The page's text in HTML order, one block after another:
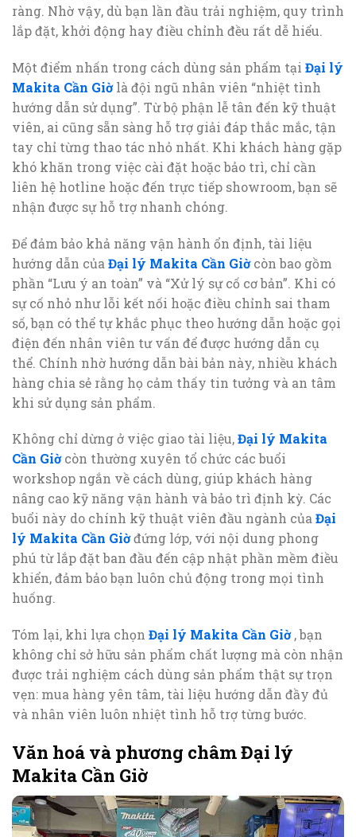
ràng. Nhờ vậy, dù bạn lần đầu trải nghiệm, quy trình
lắp đặt, khởi động hay điều chỉnh đều rất dễ hiểu.
Một điểm nhấn trong cách dùng sản phẩm tại Đại lý
Makita Cần Giờlà đội ngũ nhân viên “nhiệt tình
hướng dẫn sử dụng”. Từ bộ phận lễ tân đến kỹ thuật
viên, ai cũng sẵn sàng hỗ trợ giải đáp thắc mắc, tận
tay chỉ từng thao tác nhỏ nhất. Khi khách hàng gặp
khó khăn trong việc cài đặt hoặc bảo trì, chỉ cần
liên hệ hotline hoặc đến trực tiếp showroom, bạn sẽ
nhận được sự hỗ trợ nhanh chóng.
Để đảm bảo khả năng vận hành ổn định, tài liệu
hướng dẫn của Đại lý Makita Cần Giờcòn bao gồm
phần “Lưu ý an toàn” và “Xử lý sự cố cơ bản”. Khi có
sự cố nhỏ như lỗi kết nối hoặc điều chỉnh sai tham
số, bạn có thể tự khắc phục theo hướng dẫn hoặc gọi
điện đến nhân viên tư vấn để được hướng dẫn cụ
thể. Chính nhờ hướng dẫn bài bản này, nhiều khách
hàng chia sẻ rằng họ cảm thấy tin tưởng và an tâm
khi sử dụng sản phẩm.
Không chỉ dừng ở việc giao tài liệu,Đại lý Makita
Cần Giờcòn thường xuyên tổ chức các buổi
workshop ngắn về cách dùng, giúp khách hàng
nâng cao kỹ năng vận hành và bảo trì định kỳ. Các
buổi này do chính kỹ thuật viên đầu ngành củaĐại
lý Makita Cần Giờđứng lớp, với nội dung phong
phú từ lắp đặt ban đầu đến cập nhật phần mềm điều
khiển, đảm bảo bạn luôn chủ động trong mọi tình
huống.
Tóm lại, khi lựa chọn Đại lý Makita Cần Giờ, bạn
không chỉ sở hữu sản phẩm chất lượng mà còn nhận
được trải nghiệm cách dùng sản phẩm thật sự trọn
vẹn: mua hàng yên tâm, tài liệu hướng dẫn đầy đủ
và nhân viên luôn nhiệt tình hỗ trợ từng bước.
Văn hoá và phương châm Đại lý
Makita Cần Giờ